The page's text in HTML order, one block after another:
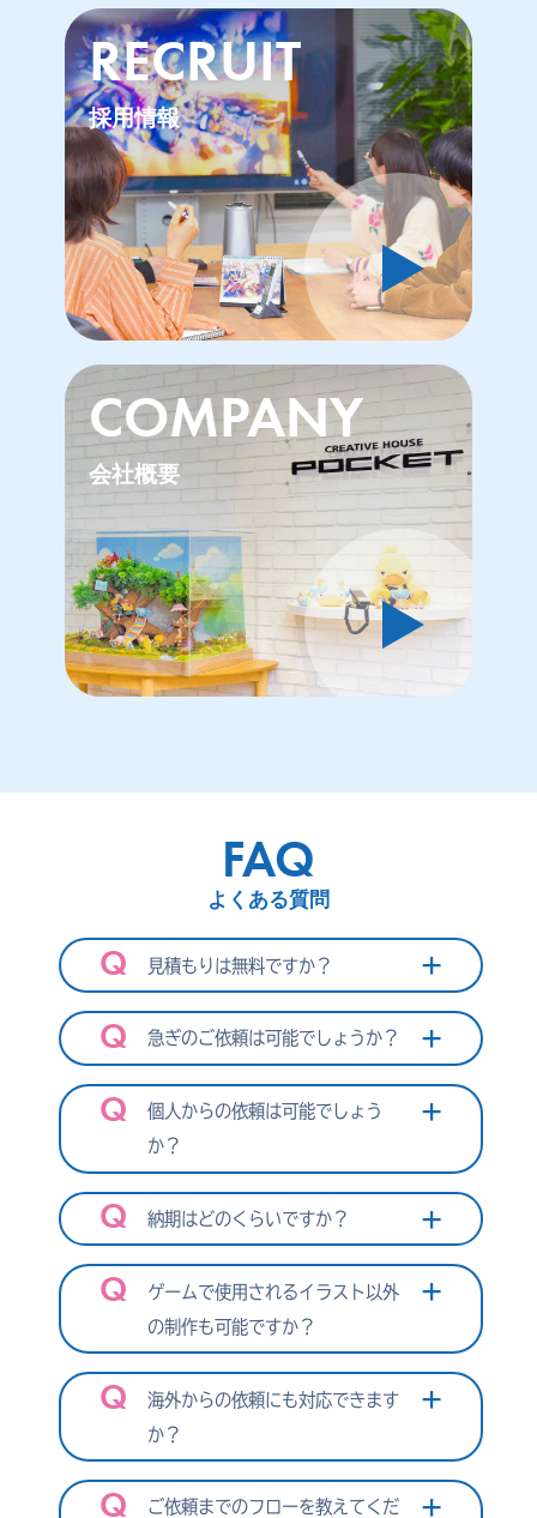
》
RECRUIT
採用情報
COMPANY
会社概要
》
FAQ
よくある質問
見積もりは無料ですか？
急ぎのご依頼は可能でしょうか？
個人からの依頼は可能でしょう
か？
納期はどのくらいですか？
ゲームで使用されるイラスト以外
の制作も可能ですか？
海外からの依頼にも対応できます
か？
ご依頼までのフローを教えてくだ